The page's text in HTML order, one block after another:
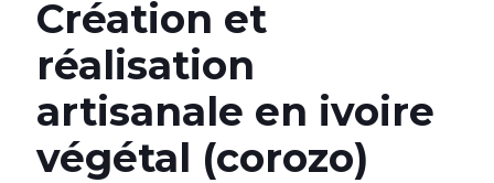
Création et
réalisation
artisanale en ivoire
végétal (corozo)